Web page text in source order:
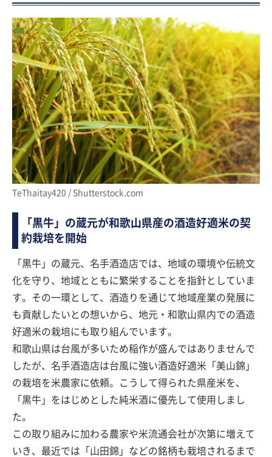
TeThaitay420 / Shutterstock.com
「黒牛」の蔵元が和歌山県産の酒造好適米の契
約栽培を開始
「黒牛」の蔵元、名手酒造店では、地域の環境や伝統文
化を守り、地域とともに繁栄することを指針としていま
す。その一環として、酒造りを通じて地域産業の発展に
も貢献したいとの想いから、地元・和歌山県内での酒造
好適米の栽培にも取り組んでいます。
和歌山県は台風が多いため稲作が盛んではありませんで
したが、名手酒造店は台風に強い酒造好適米「美山錦」
の栽培を米農家に依頼。こうして得られた県産米を、
「黒牛」をはじめとした純米酒に優先して使用しまし
た。
この取り組みに加わる農家や米流通会社が次第に増えて
いき、最近では「山田錦」などの銘柄も栽培されるまで